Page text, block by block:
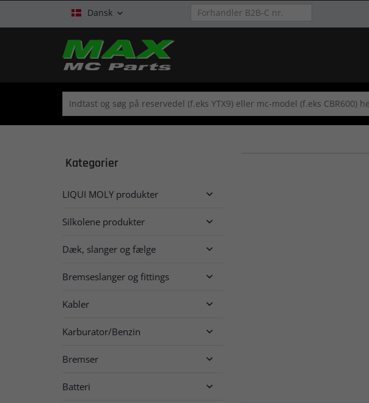
Dansk 
Kategorier
LIQUI MOLY produkter 
Silkolene produkter 
Dæk, slanger og fælge 
Bremseslanger og fittings 
Kabler 
Karburator/Benzin 
Bremser 
Batteri 